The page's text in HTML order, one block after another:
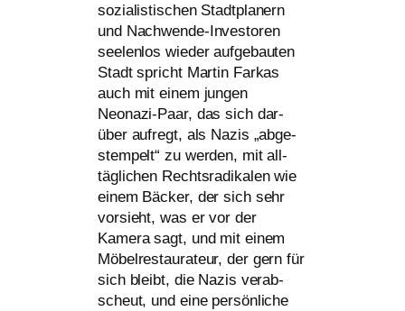
sozia­lis­ti­schen Stadtplanern
und Nachwende-Investoren
see­len­los wie­der auf­ge­bau­ten
Stadt spricht Martin Farkas
auch mit einem jun­gen
Neonazi-Paar, das sich dar­
über auf­regt, als Nazis „abge­
stem­pelt“ zu wer­den, mit all­
täg­li­chen Rechtsradikalen wie
einem Bäcker, der sich sehr
vor­sieht, was er vor der
Kamera sagt, und mit einem
Möbelrestaurateur, der gern für
sich bleibt, die Nazis ver­ab­
scheut, und eine per­sön­li­che